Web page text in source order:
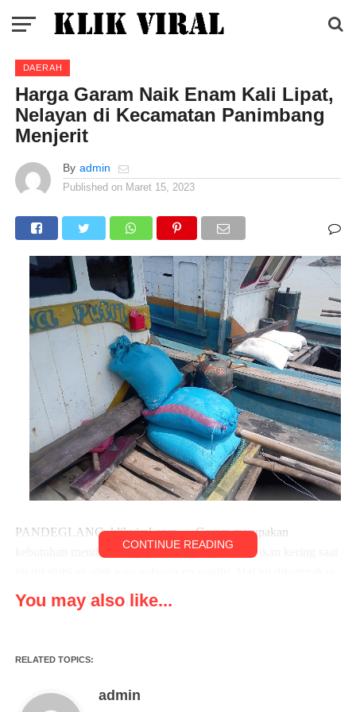
DAERAH
Harga Garam Naik Enam Kali Lipat,
Nelayan di Kecamatan Panimbang
Menjerit
By admin
Published on Maret 15, 2023
PANDEGLANG, klikviral.com — Garam merupakan
kebutuhan mendasar bagi para nelayan pembuat ikan kering saat
kenaikan harga garam yang sangat drastis hingga mencapai
enam kali lipat, sehingga membuat para nelayan di Kampung
Harga kebutuhan garam nelayan di Kecamatan Panimbang kini
semakin melonjak hingga menembus harga 320 ribu per karung
CONTINUE READING
You may also like...
RELATED TOPICS:
admin